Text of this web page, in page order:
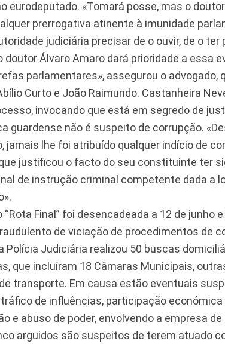
eurodeputado. «Tomará posse, mas o
prerrogativa atinente à imunidade
judiciária precisar de o ouvir, de o
doutor Álvaro Amaro dará prioridade a essa
parlamentares», assegurou o advogado,
Curto e João Raimundo. Castanheira
invocando que está em segredo de
guardense não é suspeito de corrupção.
jamais lhe foi atribuído qualquer indício de
justificou o facto do seu constituinte ter
de instrução criminal competente dada a
“Rota Final” foi desencadeada a 12 de junho
de viciação de procedimentos de
Polícia Judiciária realizou 50 buscas
que incluíram 18 Câmaras Municipais,
transporte. Em causa estão eventuais
de influências, participação económica
e abuso de poder, envolvendo a empresa
arguidos são suspeitos de terem atuado